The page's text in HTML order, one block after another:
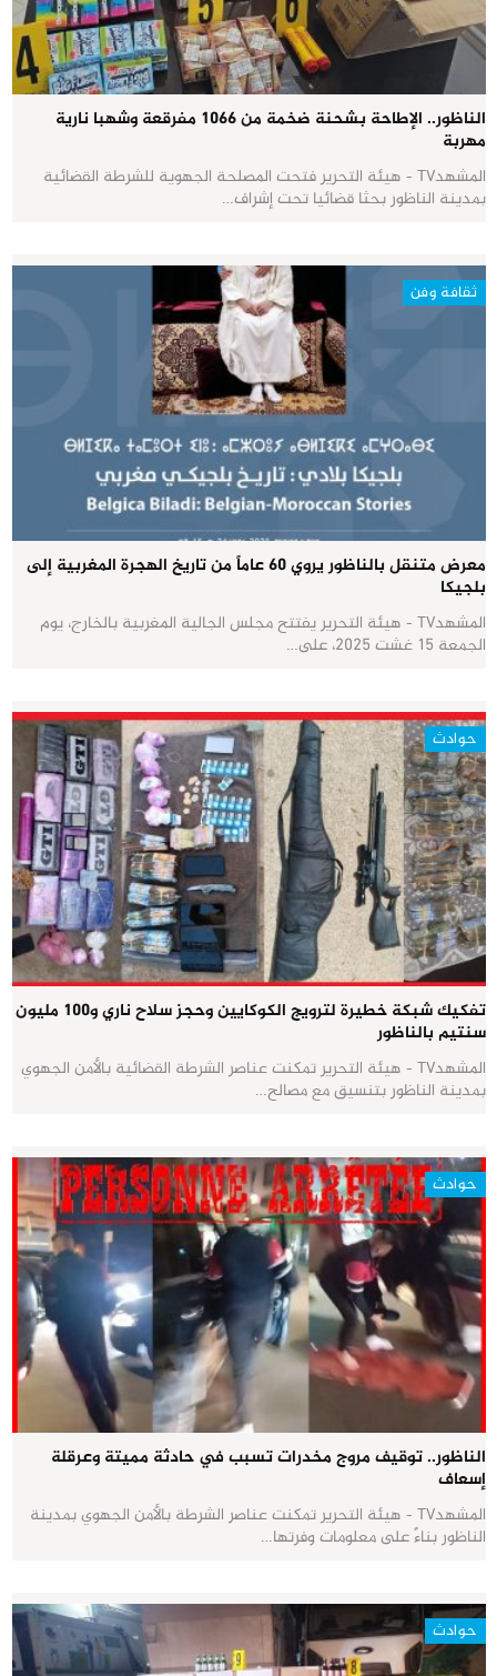
الناظور.. الإطاحة بشحنة ضخمة من 1066 مفرقعة وشهبا نارية
مهربة
المشهدTV - هيئة التحرير فتحت المصلحة الجهوية للشرطة القضائية
بمدينة الناظور بحثا قضائيا تحت إشراف…
ثقافة وفن
معرض متنقل بالناظور يروي 60 عاماً من تاريخ الهجرة المغربية إلى
بلجيكا
المشهدTV - هيئة التحرير يفتتح مجلس الجالية المغربية بالخارج، يوم
الجمعة 15 غشت 2025، على…
حوادث
تفكيك شبكة خطيرة لترويج الكوكايين وحجز سلاح ناري و100 مليون
سنتيم بالناظور
المشهدTV - هيئة التحرير تمكنت عناصر الشرطة القضائية بالأمن الجهوي
بمدينة الناظور بتنسيق مع مصالح…
حوادث
الناظور.. توقيف مروج مخدرات تسبب في حادثة مميتة وعرقلة
إسعاف
المشهدTV - هيئة التحرير تمكنت عناصر الشرطة بالأمن الجهوي بمدينة
الناظور بناءً على معلومات وفرتها…
حوادث